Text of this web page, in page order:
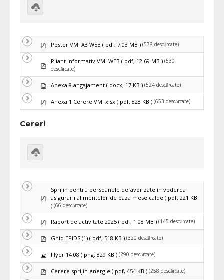
pdfPoster VMI A3 WEB ( pdf, 7.03 MB ) (578 descărcate)
pdfPliant informativ VMI WEB ( pdf, 12.69 MB ) (530
descărcate)
Document
Anexa 8 angajament ( docx, 17 KB ) (524 descărcate)
pdfAnexa 1 Cerere VMI xlsx ( pdf, 828 KB ) (653 descărcate)
Cereri
pdf
Sprijin pentru persoanele defavorizate in vederea
asigurarii alimentelor de baza mese calde ( pdf, 221 KB
) (66 descărcate)
pdfRaport de activitate 2025 ( pdf, 1.08 MB ) (145 descărcate)
pdfGhid EPIDS (1) ( pdf, 518 KB ) (320 descărcate)
Imagine
Flyer 14 08 ( png, 829 KB ) (290 descărcate)
pdfCerere sprijin energie ( pdf, 454 KB ) (258 descărcate)